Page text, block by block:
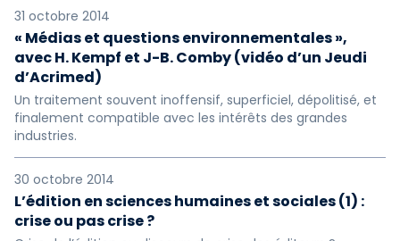
31 octobre 2014
« Médias et questions environnementales »,
avec H. Kempf et J-B. Comby (vidéo d’un Jeudi
d’Acrimed)
Un traitement souvent inoffensif, superficiel, dépolitisé, et
finalement compatible avec les intérêts des grandes
industries.
30 octobre 2014
L’édition en sciences humaines et sociales (1) :
crise ou pas crise ?